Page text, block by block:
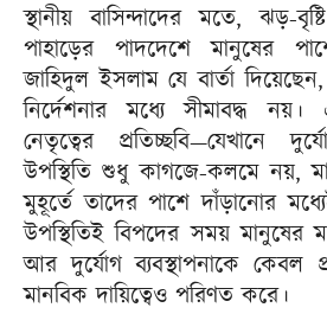
স্থানীয় বাসিন্দাদের মতে, ঝড়-
পাহাড়ের পাদদেশে মানুষের
জাহিদুল ইসলাম যে বার্তা
নির্দেশনার মধ্যে সীমাবদ্ধ
নেতৃত্বের প্রতিচ্ছবি—যেখানে
উপস্থিতি শুধু কাগজে-কলমে নয়,
মুহূর্তে তাদের পাশে দাঁড়ানোর
উপস্থিতিই বিপদের সময় মানুষের
আর দুর্যোগ ব্যবস্থাপনাকে কেবল
মানবিক দায়িত্বেও পরিণত করে।